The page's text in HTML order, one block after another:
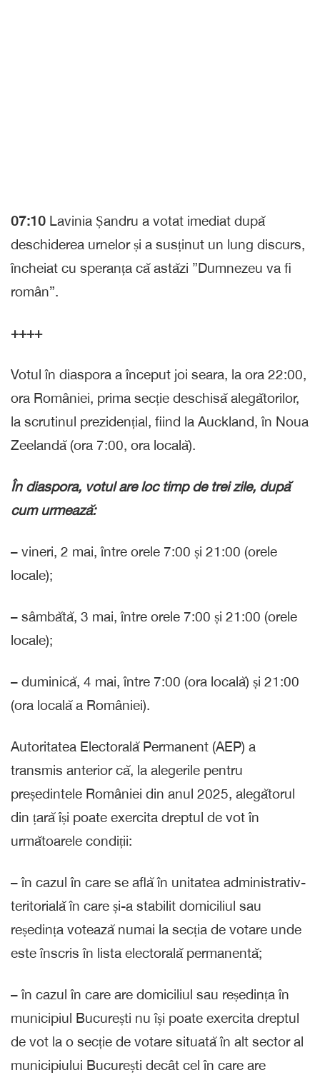
07:10 Lavinia Șandru a votat imediat după
deschiderea urnelor și a susținut un lung discurs,
încheiat cu speranța că astăzi ”Dumnezeu va fi
român”.
++++
Votul în diaspora a început joi seara, la ora 22:00,
ora României, prima secție deschisă alegătorilor,
la scrutinul prezidențial, fiind la Auckland, în Noua
Zeelandă (ora 7:00, ora locală).
În diaspora, votul are loc timp de trei zile, după
cum urmează:
– vineri, 2 mai, între orele 7:00 și 21:00 (orele
locale);
– sâmbătă, 3 mai, între orele 7:00 și 21:00 (orele
locale);
– duminică, 4 mai, între 7:00 (ora locală) și 21:00
(ora locală a României).
Autoritatea Electorală Permanent (AEP) a
transmis anterior că, la alegerile pentru
președintele României din anul 2025, alegătorul
din țară își poate exercita dreptul de vot în
următoarele condiții:
– în cazul în care se află în unitatea administrativ-
teritorială în care și-a stabilit domiciliul sau
reședința votează numai la secția de votare unde
este înscris în lista electorală permanentă;
– în cazul în care are domiciliul sau reședința în
municipiul București nu își poate exercita dreptul
de vot la o secție de votare situată în alt sector al
municipiului București decât cel în care are